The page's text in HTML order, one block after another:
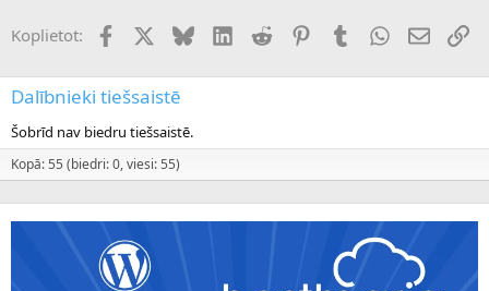
Koplietot: FacebookX (Twitter)
BlueskyLinkedInReddit PinterestTumblrWhatsApp
E-pasts
Dalībnieki tiešsaistē
Šobrīd nav biedru tiešsaistē.
Kopā: 55 (biedri: 0, viesi: 55)